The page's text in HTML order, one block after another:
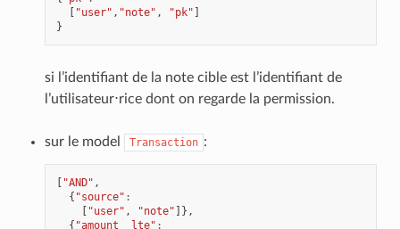
[ "user" , "note" , "pk" ]
}
si l’identifiant de la note cible est l’identifiant de
l’utilisateur⋅rice dont on regarde la permission.
sur le model Transaction :
[ "AND" ,
{ "source" :
[ "user" , "note" ]},
{ "amount__lte" :